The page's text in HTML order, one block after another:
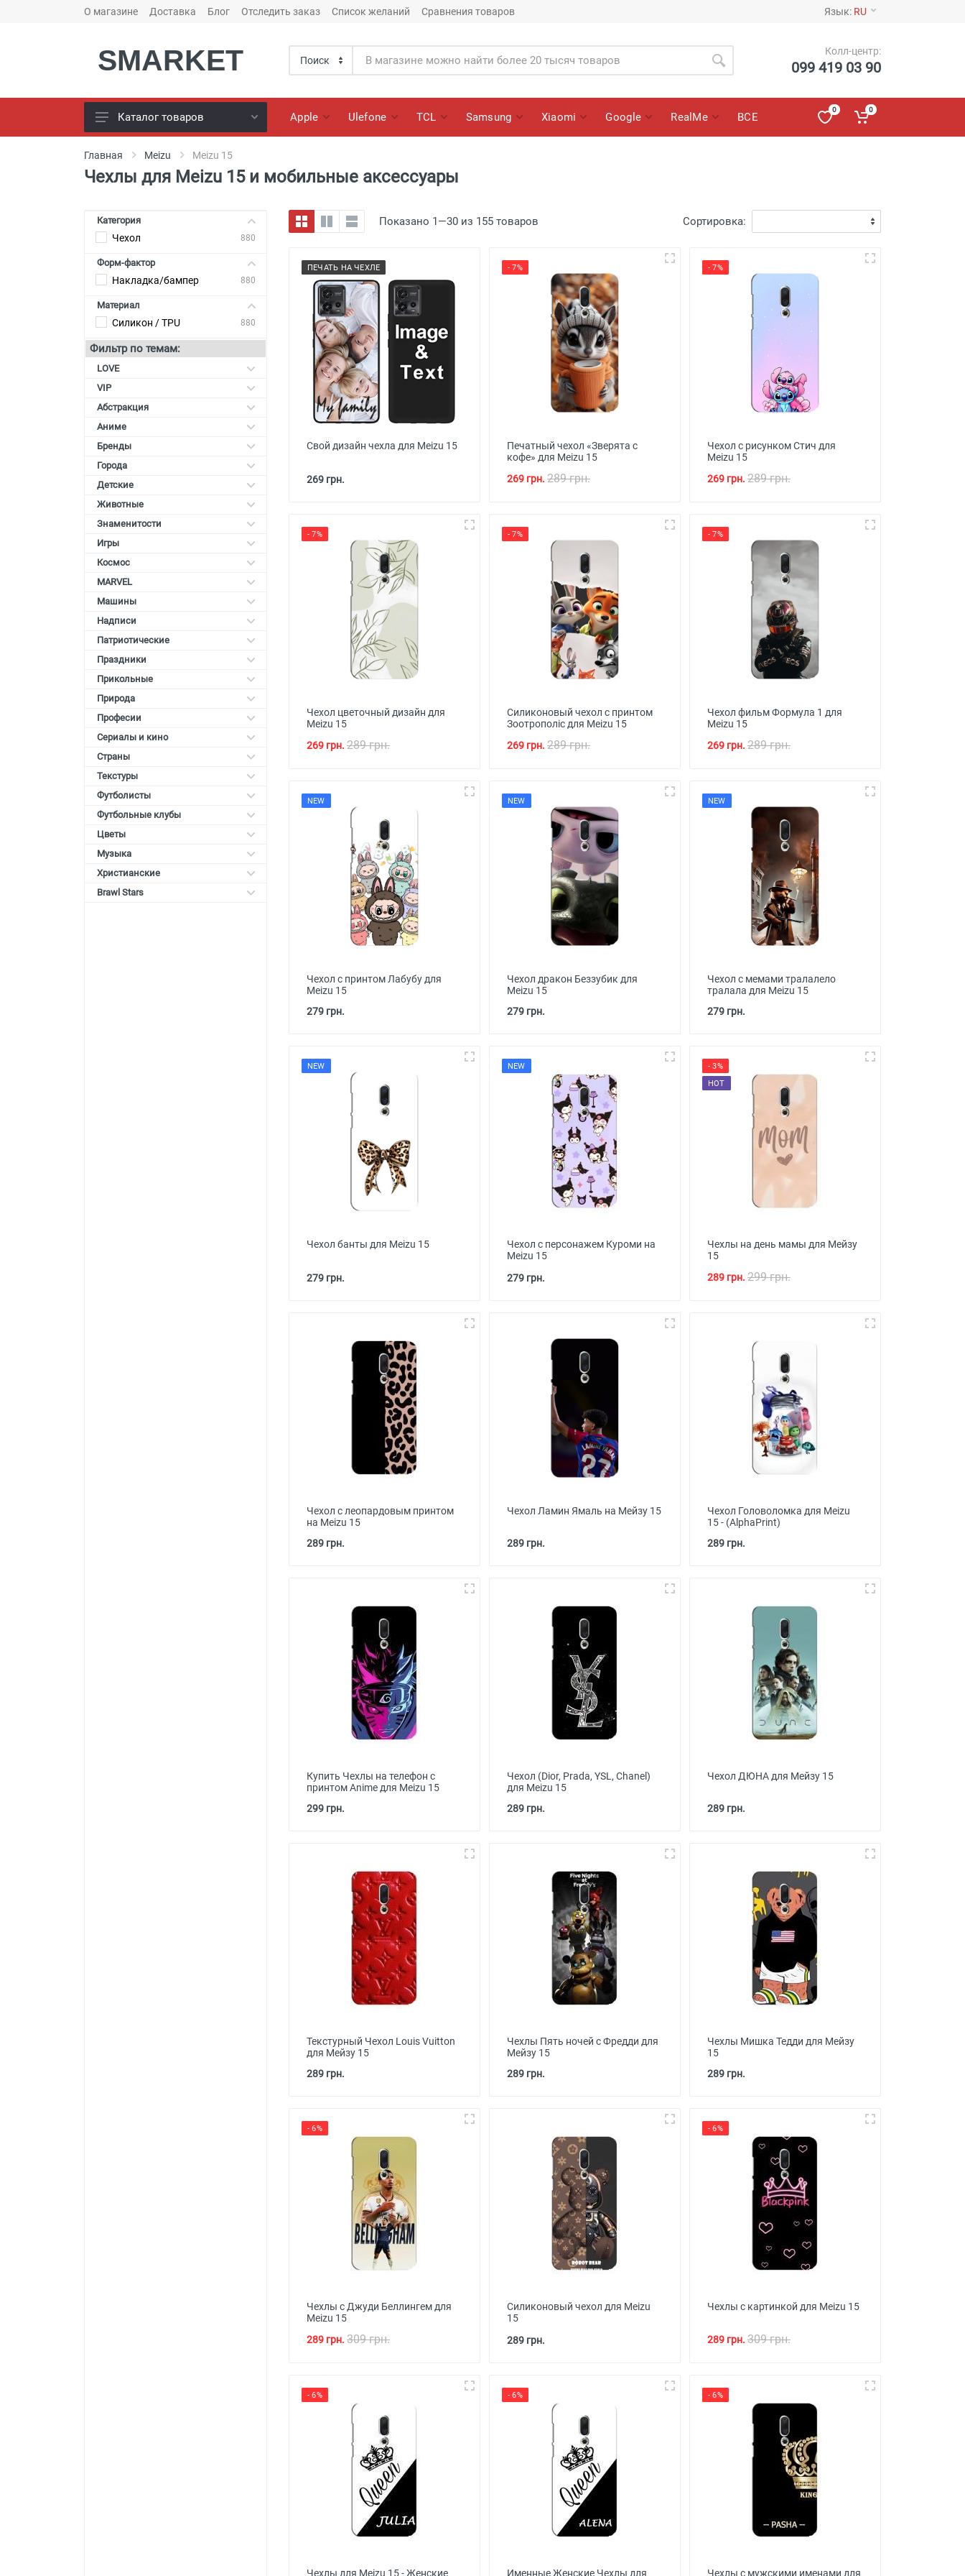
О магазине Доставка Блог Отследить заказ Список желаний Сравнения товаров Язык: RU
SMARKET Колл-центр:
099 419 03 90
Чехлы для телефонов
Конструктор чехлов
Bluetooth колоноки
Универсальные наушники
Кабели для смартфонов
Карты памяти
Автоаксессуары для
Смарт гаджеты и аксессуары
Другие аксессуары
Каталог товаров Apple Ulefone TCL Samsung Xiaomi Google RealMe ВСЕ
0 0
Главная Meizu Meizu 15
Чехлы для Meizu 15 и мобильные аксессуары
Категория
Чехол 880
Форм-фактор
Накладка/бампер 880
Материал
Силикон / TPU 880
Фильтр по темам:
LOVE
VIP
Абстракция
Аниме
Бренды
Города
Детские
Животные
Знаменитости
Игры
Космос
MARVEL
Машины
Надписи
Патриотические
Праздники
Прикольные
Природа
Професии
Сериалы и кино
Страны
Текстуры
Футболисты
Футбольные клубы
Цветы
Музыка
Христианские
Brawl Stars
Показано 1—30 из 155 товаров Сортировка:
ПЕЧАТЬ НА ЧЕХЛЕ
Свой дизайн чехла для Meizu 15
269 грн.
- 7%
Печатный чехол «Зверята с
кофе» для Meizu 15
269 грн. 289 грн.
- 7%
Чехол с рисунком Стич для
Meizu 15
269 грн. 289 грн.
- 7%
Чехол цветочный дизайн для
Meizu 15
269 грн. 289 грн.
- 7%
Силиконовый чехол с принтом
Зоотрополіс для Meizu 15
269 грн. 289 грн.
- 7%
Чехол фильм Формула 1 для
Meizu 15
269 грн. 289 грн.
NEW
Чехол с принтом Лабубу для
Meizu 15
279 грн.
NEW
Чехол дракон Беззубик для
Meizu 15
279 грн.
NEW
Чехол с мемами тралалело
тралала для Meizu 15
279 грн.
NEW
Чехол банты для Meizu 15
279 грн.
NEW
Чехол с персонажем Куроми на
Meizu 15
279 грн.
- 3%
HOT
Чехлы на день мамы для Мейзу
15
289 грн. 299 грн.
Чехол с леопардовым принтом
на Meizu 15
289 грн.
Чехол Ламин Ямаль на Мейзу 15
289 грн.
Чехол Головоломка для Meizu
15 - (AlphaPrint)
289 грн.
Купить Чехлы на телефон с
принтом Anime для Meizu 15
299 грн.
Чехол (Dior, Prada, YSL, Chanel)
для Meizu 15
289 грн.
Чехол ДЮНА для Мейзу 15
289 грн.
Текстурный Чехол Louis Vuitton
для Мейзу 15
289 грн.
Чехлы Пять ночей с Фредди для
Мейзу 15
289 грн.
Чехлы Мишка Тедди для Мейзу
15
289 грн.
- 6%
Чехлы с Джуди Беллингем для
Meizu 15
289 грн. 309 грн.
Силиконовый чехол для Meizu
15
289 грн.
- 6%
Чехлы с картинкой для Meizu 15
289 грн. 309 грн.
- 6%
Чехлы для Meizu 15 - Женские
- 6%
Именные Женские Чехлы для
- 6%
Чехлы с мужскими именами для